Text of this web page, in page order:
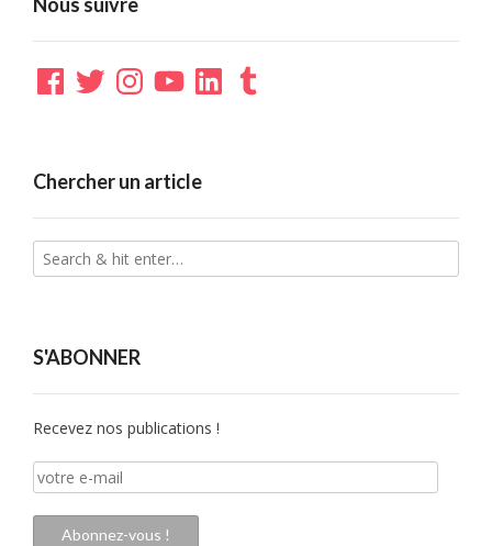
Facebook
TwitterInstagramYouTubeLinkedInTumblr
Chercher un article
S'ABONNER
Recevez nos publications !
votre
e-
mail
Abonnez-vous !